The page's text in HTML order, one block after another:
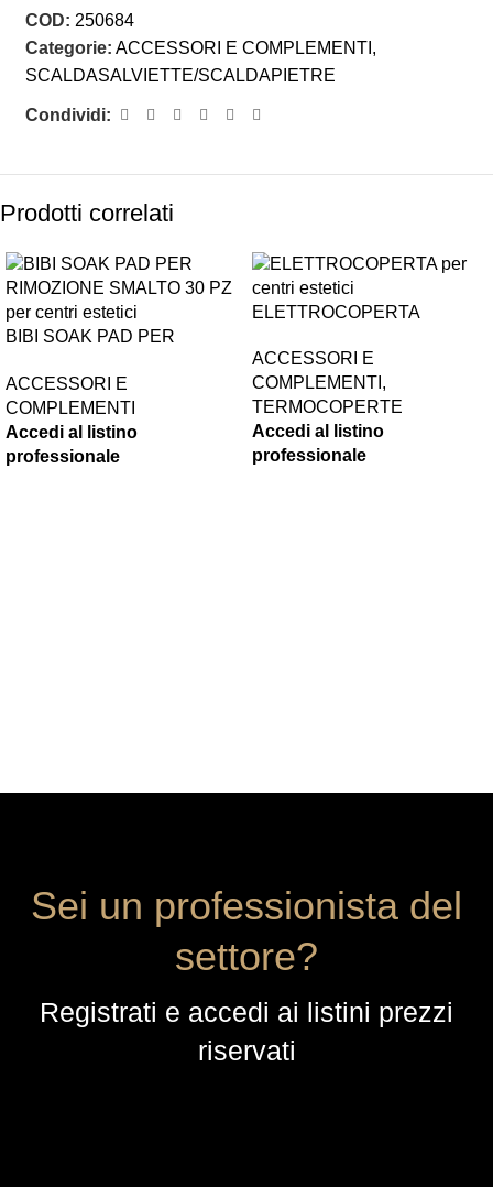
COD: 250684
Categorie: ACCESSORI E COMPLEMENTI ,
SCALDASALVIETTE/SCALDAPIETRE
Condividi:
Prodotti correlati
BIBI SOAK PAD PER
ACCESSORI E
COMPLEMENTI
Accedi al listino
professionale
ELETTROCOPERTA
ACCESSORI E
COMPLEMENTI ,
TERMOCOPERTE
Accedi al listino
professionale
Sei un professionista del
settore?
Registrati e accedi ai listini prezzi
riservati